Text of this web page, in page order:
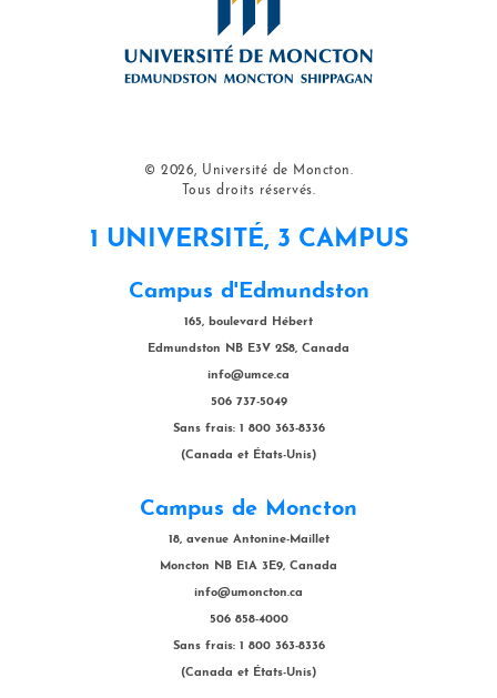
© 2026, Université de Moncton.
Tous droits réservés.
1 UNIVERSITÉ, 3 CAMPUS
Campus d'Edmundston
165, boulevard Hébert
Edmundston NB E3V 2S8, Canada
info@umce.ca
506 737-5049
Sans frais: 1 800 363-8336
(Canada et États-Unis)
Campus de Moncton
18, avenue Antonine-Maillet
Moncton NB E1A 3E9, Canada
info@umoncton.ca
506 858-4000
Sans frais: 1 800 363-8336
(Canada et États-Unis)